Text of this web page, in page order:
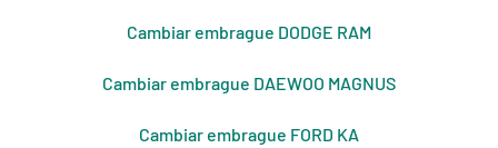
Cambiar embrague DODGE RAM
Cambiar embrague DAEWOO MAGNUS
Cambiar embrague FORD KA